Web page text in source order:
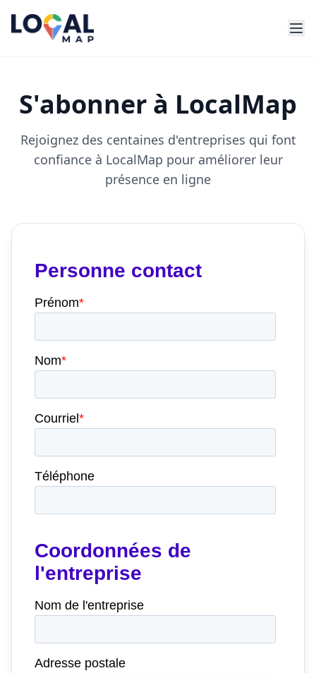
S'abonner à LocalMap
Rejoignez des centaines d'entreprises qui font
confiance à LocalMap pour améliorer leur
présence en ligne